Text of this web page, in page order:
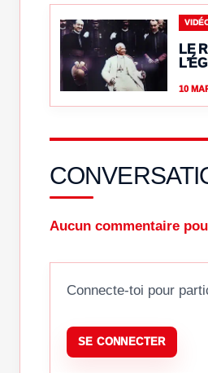
LE
10
Aucun commentaire
Connecte-toi pour
SE CONNECTER